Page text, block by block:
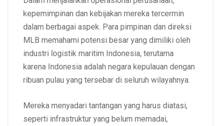
kepemimpinan dan kebijakan mereka tercermin
dalam berbagai aspek. Para pimpinan dan direksi
MLB memahami potensi besar yang dimiliki oleh
industri logistik maritim Indonesia, terutama
karena Indonesia adalah negara kepulauan dengan
ribuan pulau yang tersebar di seluruh wilayahnya.
Mereka menyadari tantangan yang harus diatasi,
seperti infrastruktur yang belum memadai,